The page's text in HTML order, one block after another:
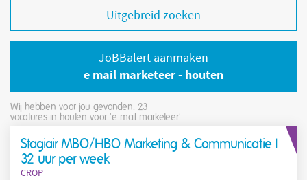
Uitgebreid zoeken
JoBBalert aanmaken
e mail marketeer - houten
Wij hebben voor jou gevonden: 23
vacatures in houten voor 'e mail marketeer'
Stagiair MBO/HBO Marketing & Communicatie |
32 uur per week
CROP